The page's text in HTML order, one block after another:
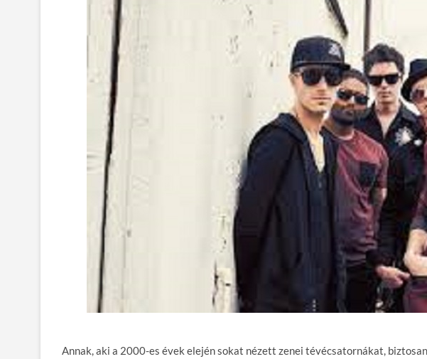
Annak, aki a 2000-es évek elején sokat nézett zenei tévécsatornákat,